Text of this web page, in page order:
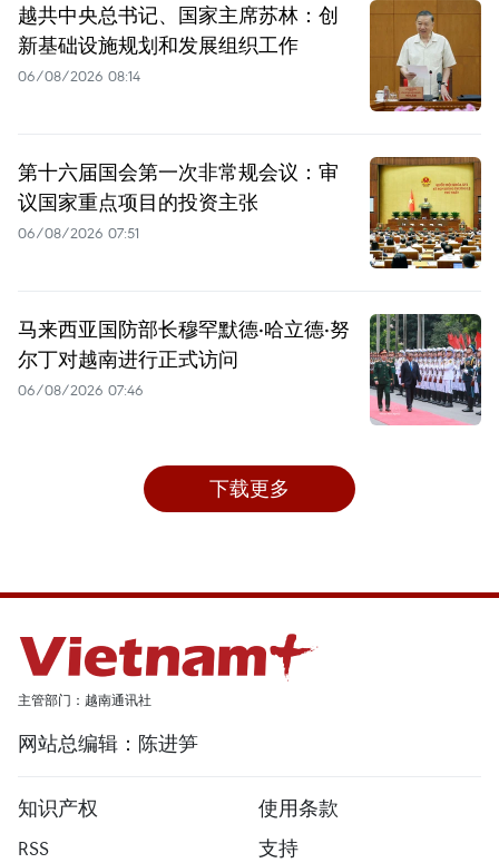
越共中央总书记、国家主席苏林：创
新基础设施规划和发展组织工作
06/08/2026 08:14
第十六届国会第一次非常规会议：审
议国家重点项目的投资主张
06/08/2026 07:51
马来西亚国防部长穆罕默德·哈立德·努
尔丁对越南进行正式访问
06/08/2026 07:46
下载更多
主管部门：越南通讯社
网站总编辑：陈进笋
知识产权
使用条款
RSS
支持